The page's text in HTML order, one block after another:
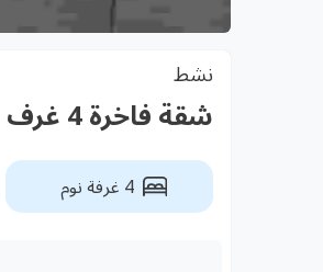
نشط
شقة فاخرة 4 غرف نوم بإطلالة النيل للبيع في الزمالك
4 غرفة نوم